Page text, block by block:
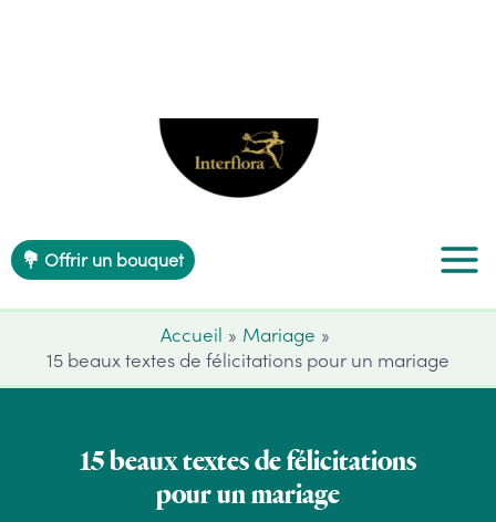
💐 Offrir un bouquet
Accueil
Mariage
15 beaux textes de félicitations pour un mariage
15 beaux textes de félicitations
pour un mariage